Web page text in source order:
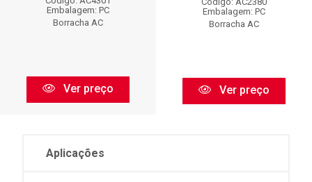
Embalagem: PC
Borracha AC
Ver preço
Embalagem: PC
Borracha AC
Ver preço
Aplicações